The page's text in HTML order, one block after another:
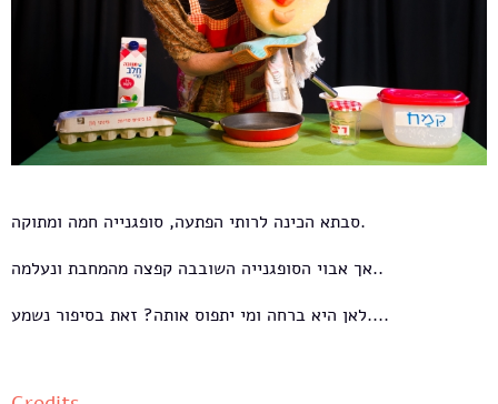
סבתא הכינה לרותי הפתעה, סופגנייה חמה ומתוקה.
אך אבוי הסופגנייה השובבה קפצה מהמחבת ונעלמה..
לאן היא ברחה ומי יתפוס אותה? זאת בסיפור נשמע....